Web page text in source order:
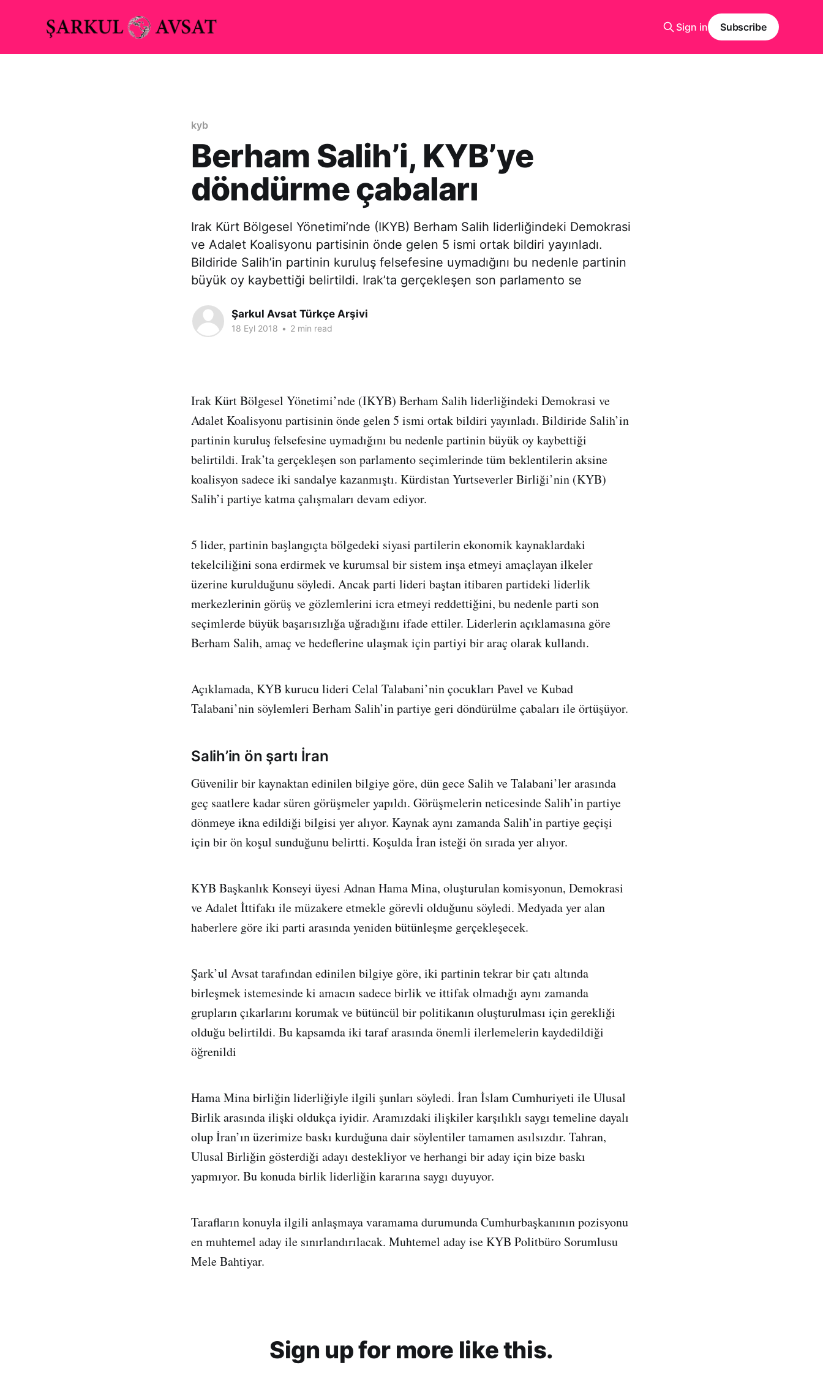
Sign in Subscribe
kyb
Berham Salih’i, KYB’ye
döndürme çabaları
Irak Kürt Bölgesel Yönetimi’nde (IKYB) Berham Salih liderliğindeki Demokrasi
ve Adalet Koalisyonu partisinin önde gelen 5 ismi ortak bildiri yayınladı.
Bildiride Salih’in partinin kuruluş felsefesine uymadığını bu nedenle partinin
büyük oy kaybettiği belirtildi. Irak’ta gerçekleşen son parlamento se
Şarkul Avsat Türkçe Arşivi
18 Eyl 2018 • 2 min read
Irak Kürt Bölgesel Yönetimi’nde (IKYB) Berham Salih liderliğindeki Demokrasi ve
Adalet Koalisyonu partisinin önde gelen 5 ismi ortak bildiri yayınladı. Bildiride Salih’in
partinin kuruluş felsefesine uymadığını bu nedenle partinin büyük oy kaybettiği
belirtildi. Irak’ta gerçekleşen son parlamento seçimlerinde tüm beklentilerin aksine
koalisyon sadece iki sandalye kazanmıştı. Kürdistan Yurtseverler Birliği’nin (KYB)
Salih’i partiye katma çalışmaları devam ediyor.
5 lider, partinin başlangıçta bölgedeki siyasi partilerin ekonomik kaynaklardaki
tekelciliğini sona erdirmek ve kurumsal bir sistem inşa etmeyi amaçlayan ilkeler
üzerine kurulduğunu söyledi. Ancak parti lideri baştan itibaren partideki liderlik
merkezlerinin görüş ve gözlemlerini icra etmeyi reddettiğini, bu nedenle parti son
seçimlerde büyük başarısızlığa uğradığını ifade ettiler. Liderlerin açıklamasına göre
Berham Salih, amaç ve hedeflerine ulaşmak için partiyi bir araç olarak kullandı.
Açıklamada, KYB kurucu lideri Celal Talabani’nin çocukları Pavel ve Kubad
Talabani’nin söylemleri Berham Salih’in partiye geri döndürülme çabaları ile örtüşüyor.
Salih’in ön şartı İran
Güvenilir bir kaynaktan edinilen bilgiye göre, dün gece Salih ve Talabani’ler arasında
geç saatlere kadar süren görüşmeler yapıldı. Görüşmelerin neticesinde Salih’in partiye
dönmeye ikna edildiği bilgisi yer alıyor. Kaynak aynı zamanda Salih’in partiye geçişi
için bir ön koşul sunduğunu belirtti. Koşulda İran isteği ön sırada yer alıyor.
KYB Başkanlık Konseyi üyesi Adnan Hama Mina, oluşturulan komisyonun, Demokrasi
ve Adalet İttifakı ile müzakere etmekle görevli olduğunu söyledi. Medyada yer alan
haberlere göre iki parti arasında yeniden bütünleşme gerçekleşecek.
Şark’ul Avsat tarafından edinilen bilgiye göre, iki partinin tekrar bir çatı altında
birleşmek istemesinde ki amacın sadece birlik ve ittifak olmadığı aynı zamanda
grupların çıkarlarını korumak ve bütüncül bir politikanın oluşturulması için gerekliği
olduğu belirtildi. Bu kapsamda iki taraf arasında önemli ilerlemelerin kaydedildiği
öğrenildi
Hama Mina birliğin liderliğiyle ilgili şunları söyledi. İran İslam Cumhuriyeti ile Ulusal
Birlik arasında ilişki oldukça iyidir. Aramızdaki ilişkiler karşılıklı saygı temeline dayalı
olup İran’ın üzerimize baskı kurduğuna dair söylentiler tamamen asılsızdır. Tahran,
Ulusal Birliğin gösterdiği adayı destekliyor ve herhangi bir aday için bize baskı
yapmıyor. Bu konuda birlik liderliğin kararına saygı duyuyor.
Tarafların konuyla ilgili anlaşmaya varamama durumunda Cumhurbaşkanının pozisyonu
en muhtemel aday ile sınırlandırılacak. Muhtemel aday ise KYB Politbüro Sorumlusu
Mele Bahtiyar.
Sign up for more like this.